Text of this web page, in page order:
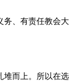
、有责任教会
而上。所以在